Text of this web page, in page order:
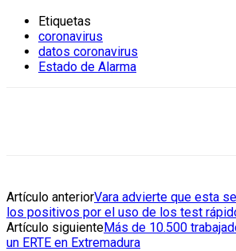
Etiquetas
coronavirus
datos coronavirus
Estado de Alarma
Artículo anteriorVara advierte que esta
los positivos por el uso de los test
Artículo siguienteMás de 10.500
un ERTE en Extremadura